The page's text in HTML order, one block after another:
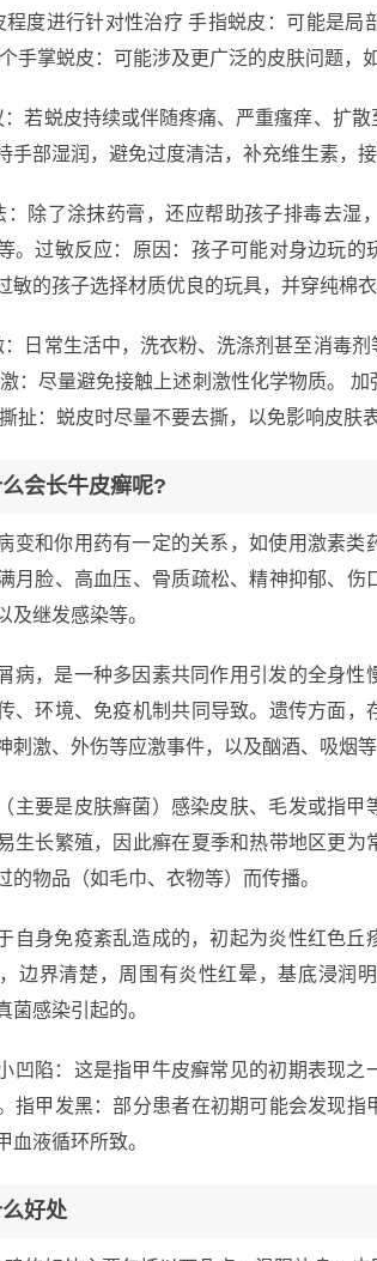
程度进行针对性治疗 手指蜕皮：可能是局
手掌蜕皮：可能涉及更广泛的皮肤问题，
：若蜕皮持续或伴随疼痛、严重瘙痒、扩
手部湿润，避免过度清洁，补充维生素，
：除了涂抹药膏，还应帮助孩子排毒去湿
。过敏反应：原因：孩子可能对身边玩的
敏的孩子选择材质优良的玩具，并穿纯棉
日常生活中，洗衣粉、洗涤剂甚至消毒
：尽量避免接触上述刺激性化学物质。
扯：蜕皮时尽量不要去撕，以免影响皮肤
会长牛皮癣呢?
变和你用药有一定的关系，如使用激素
月脸、高血压、骨质疏松、精神抑郁、
及继发感染等。
病，是一种多因素共同作用引发的全身
、环境、免疫机制共同导致。遗传方面
刺激、外伤等应激事件，以及酗酒、吸烟
主要是皮肤癣菌）感染皮肤、毛发或指
生长繁殖，因此癣在夏季和热带地区更
的物品（如毛巾、衣物等）而传播。
自身免疫紊乱造成的，初起为炎性红色
边界清楚，周围有炎性红晕，基底浸润
菌感染引起的。
凹陷：这是指甲牛皮癣常见的初期表现
指甲发黑：部分患者在初期可能会发现
血液循环所致。
好处